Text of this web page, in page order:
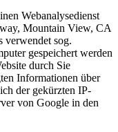
Webanalysedienst
Mountain View, CA
sog.
gespeichert werden
durch Sie
Informationen über
der gekürzten IP-
von Google in den